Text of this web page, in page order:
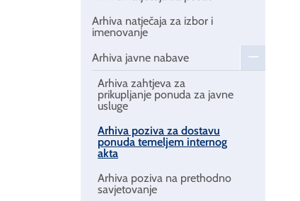
Arhiva natječaja za izbor i
imenovanje
Arhiva javne nabave
Arhiva zahtjeva za
prikupljanje ponuda za javne
usluge
Arhiva poziva za dostavu
ponuda temeljem internog
akta
Arhiva poziva na prethodno
savjetovanje